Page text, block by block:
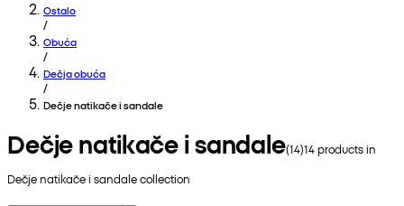
Ostalo
/
Obuća
/
Dečja obuća
/
Dečje natikače i sandale
Dečje natikače i sandale(14)14products in
Dečje natikače i sandalecollection